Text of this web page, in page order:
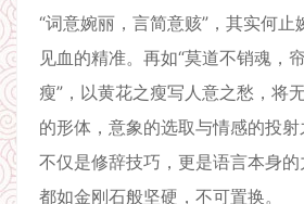
“词意婉丽，言简意赅”，其实何
见血的精准。再如“莫道不销魂，
瘦”，以黄花之瘦写人意之愁，将
的形体，意象的选取与情感的投
不仅是修辞技巧，更是语言本身
都如金刚石般坚硬，不可置换。